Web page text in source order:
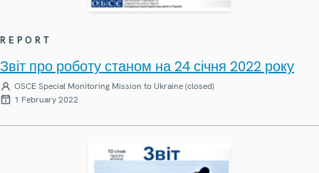
REPORT
Звіт про роботу станом на 24 січня 2022 року
OSCE Special Monitoring Mission to Ukraine (closed)
1 February 2022